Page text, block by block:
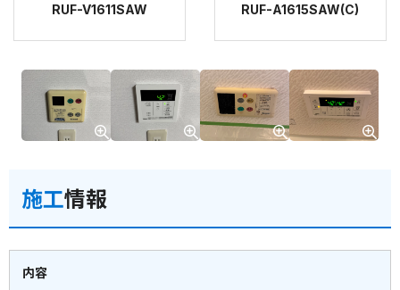
RUF-V1611SAW
RUF-A1615SAW(C)
施工情報
内容